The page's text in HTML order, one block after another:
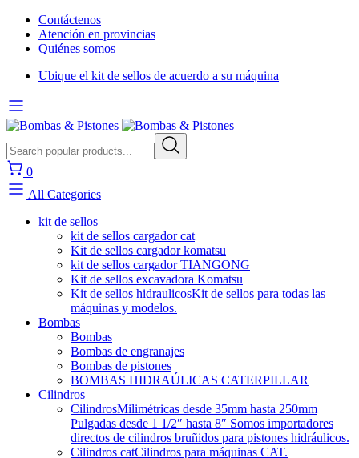
Contáctenos
Atención en provincias
Quiénes somos
Ubique el kit de sellos de acuerdo a su máquina
0
All Categories
kit de sellos
kit de sellos cargador cat
Kit de sellos cargador komatsu
kit de sellos cargador TIANGONG
Kit de sellos excavadora Komatsu
Kit de sellos hidraulicosKit de sellos para todas las
máquinas y modelos.
Bombas
Bombas
Bombas de engranajes
Bombas de pistones
BOMBAS HIDRAÚLICAS CATERPILLAR
Cilindros
CilindrosMilimétricas desde 35mm hasta 250mm
Pulgadas desde 1 1/2″ hasta 8″ Somos importadores
directos de cilindros bruñidos para pistones hidráulicos.
Cilindros catCilindros para máquinas CAT.